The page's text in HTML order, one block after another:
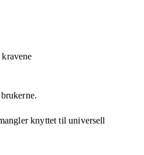
knyttet til universell